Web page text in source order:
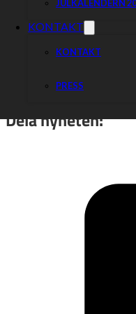
JULKALENDERN
KONTAKT
KONTAKT
PRESS
Tillsammans vänder vi på
Mot nya piratsegrar!
Dela nyheten: